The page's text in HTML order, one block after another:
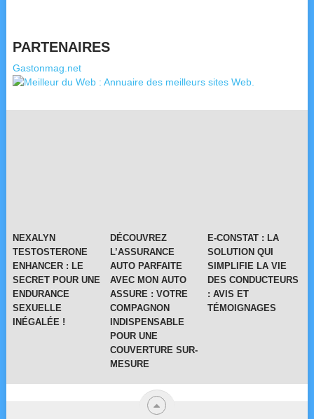
PARTENAIRES
Gastonmag.net
NEXALYN
TESTOSTERONE
ENHANCER : LE
SECRET POUR UNE
ENDURANCE
SEXUELLE
INÉGALÉE !
DÉCOUVREZ
L’ASSURANCE
AUTO PARFAITE
AVEC MON AUTO
ASSURE : VOTRE
COMPAGNON
INDISPENSABLE
POUR UNE
COUVERTURE SUR-
MESURE
E-CONSTAT : LA
SOLUTION QUI
SIMPLIFIE LA VIE
DES CONDUCTEURS
: AVIS ET
TÉMOIGNAGES